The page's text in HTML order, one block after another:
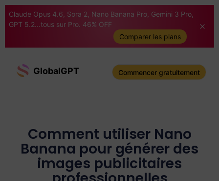
Claude Opus 4.6, Sora 2, Nano Banana Pro, Gemini 3 Pro,
GPT 5.2...tous sur Pro. 46% OFF
Comparer les plans
GlobalGPT Commencer gratuitement
Comment utiliser Nano
Banana pour générer des
images publicitaires